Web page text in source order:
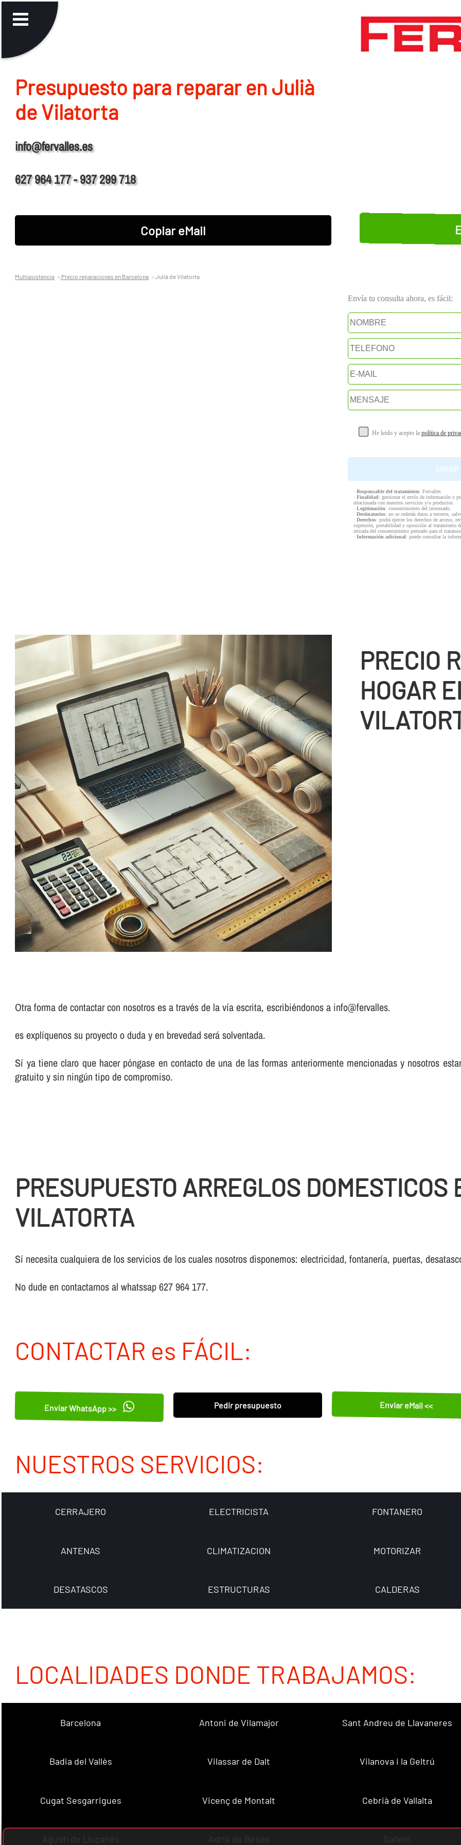
Presupuesto para reparar en Julià
de Vilatorta
info@fervalles.es
627 964 177 - 937 299 718
Copiar eMail
Multiasistencia Precio reparaciones en Barcelona Julià de Vilatorta
Envía tu consulta ahora, es fácil:
He leído y acepto la política de
· Responsable del tratamiento: Fervalles
· Finalidad: gestionar el envío de información y
relacionada con nuestros servicios y/o productos.
· Legitimación: consentimiento del interesado.
· Destinatarios: no se cederán datos a terceros,
· Derechos: podrá ejercer los derechos de acceso,
supresión, portabilidad y oposición al tratamiento
retirada del consentimiento prestado para el
· Información adicional: puede consultar la
PRECIO
HOGAR
Otra forma de contactar con nosotros es a través de la vía escrita, escribiéndonos a info@fervalles.
es explíquenos su proyecto o duda y en brevedad será solventada.
Sí ya tiene claro que hacer póngase en contacto de una de las formas anteriormente mencionadas y nosotros
gratuito y sin ningún tipo de compromiso.
PRESUPUESTO ARREGLOS
VILATORTA
Sí necesita cualquiera de los servicios de los cuales nosotros disponemos: electricidad, fontanería, puertas,
No dude en contactarnos al whatssap 627 964 177.
CONTACTAR es FÁCIL:
Enviar WhatsApp >> Pedir presupuesto Enviar eMail <<
NUESTROS SERVICIOS:
CERRAJERO ELECTRICISTA FONTANERO
ANTENAS CLIMATIZACION MOTORIZAR
DESATASCOS ESTRUCTURAS CALDERAS
LOCALIDADES DONDE TRABAJAMOS:
Barcelona Antoni de Vilamajor Sant Andreu de Llavaneres
Badia del Vallès Vilassar de Dalt Vilanova i la Geltrú
Cugat Sesgarrigues Vicenç de Montalt Cebrià de Vallalta
Agustí de Lluçanès Adrià de Besòs Sallent